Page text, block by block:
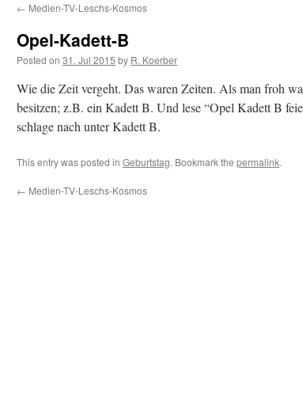
← Medien-TV-Leschs-Kosmos
Opel-Kadett-B
Posted on 31. Jul 2015 by R. Koerber
Wie die Zeit vergeht. Das waren Zeiten. Als man froh
besitzen; z.B. ein Kadett B. Und lese “Opel Kadett B
schlage nach unter Kadett B.
This entry was posted in Geburtstag. Bookmark the permalink.
← Medien-TV-Leschs-Kosmos